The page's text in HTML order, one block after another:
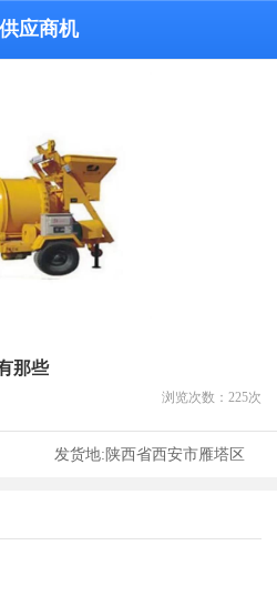
供应商机
那些
浏览次数： 225次
发货地:陕西省西安市雁塔区